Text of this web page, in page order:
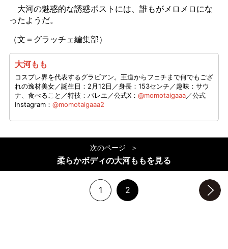
大河の魅惑的な誘惑ポストには、誰もがメロメロにな
ったようだ。
（文＝グラッチェ編集部）
大河もも
コスプレ界を代表するグラビアン。王道からフェチまで何でもござ
れの逸材美女／誕生日：2月12日／身長：153センチ／趣味：サウ
ナ、食べること／特技：バレエ／公式X： @momotaigaaa／公式
Instagram： @momotaigaaa2
次のページ
柔らかボディの大河ももを見る
1 2